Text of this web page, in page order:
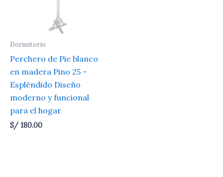
Dormitorio
Perchero de Pie blanco
en madera Pino 25 –
Espléndido Diseño
moderno y funcional
para el hogar
S/180.00